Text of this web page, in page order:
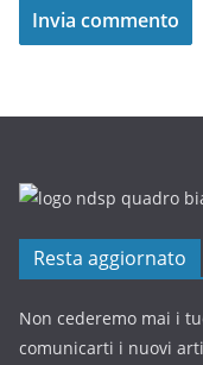
Resta aggiornato
Non cederemo mai i
comunicarti i nuovi